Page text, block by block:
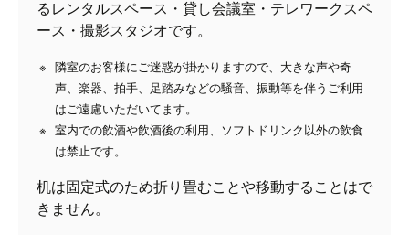
るレンタルスペース・貸し会議室・テレワークスペ
ース・撮影スタジオです。
隣室のお客様にご迷惑が掛かりますので、大きな声や奇
声、楽器、拍手、足踏みなどの騒音、振動等を伴うご利用
はご遠慮いただいてます。
室内での飲酒や飲酒後の利用、ソフトドリンク以外の飲食
は禁止です。
机は固定式のため折り畳むことや移動することはで
きません。